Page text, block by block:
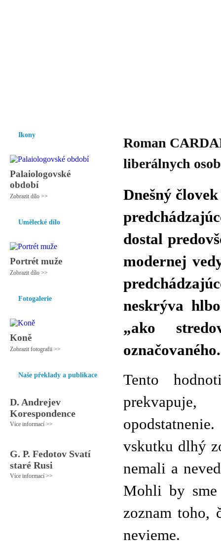
Ikony
Palaiologovské
období
Zobrazit dílo >>
Umělecké dílo
Portrét muže
Zobrazit dílo >>
Fotogalerie
Koně
Zobrazit fotografii >>
Naše překlady a publikace
D. Andrejev
Korespondence
Více informací >>
G. P. Fedotov Svatí
staré Rusi
Více informací >>
Roman
liberálnych
Dnešný
dostal
modernej
neskrýva
„ako
označovaného.
Tento
vskutku dlhý
nemali a
Mohli by
zoznam toho,
nevieme.